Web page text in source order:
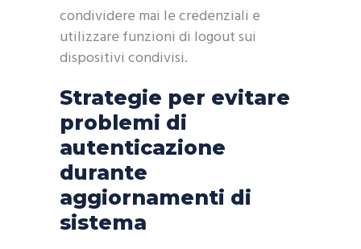
condividere mai le credenziali e
utilizzare funzioni di logout sui
dispositivi condivisi.
Strategie per evitare
problemi di
autenticazione
durante
aggiornamenti di
sistema